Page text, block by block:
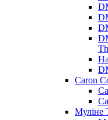
Caron
Муліне